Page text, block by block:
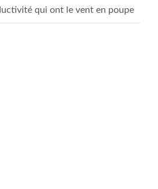
qui ont le vent en poupe